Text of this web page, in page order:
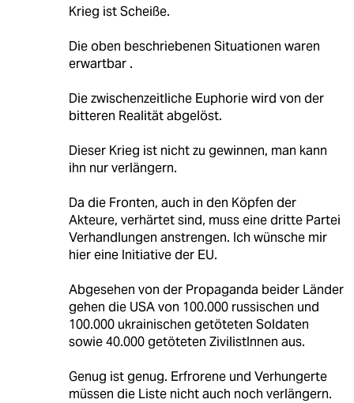
Krieg ist Scheiße.
Die oben beschriebenen Situationen waren
erwartbar .
Die zwischenzeitliche Euphorie wird von der
bitteren Realität abgelöst.
Dieser Krieg ist nicht zu gewinnen, man kann
ihn nur verlängern.
Da die Fronten, auch in den Köpfen der
Akteure, verhärtet sind, muss eine dritte Partei
Verhandlungen anstrengen. Ich wünsche mir
hier eine Initiative der EU.
Abgesehen von der Propaganda beider Länder
gehen die USA von 100.000 russischen und
100.000 ukrainischen getöteten Soldaten
sowie 40.000 getöteten ZivilistInnen aus.
Genug ist genug. Erfrorene und Verhungerte
müssen die Liste nicht auch noch verlängern.